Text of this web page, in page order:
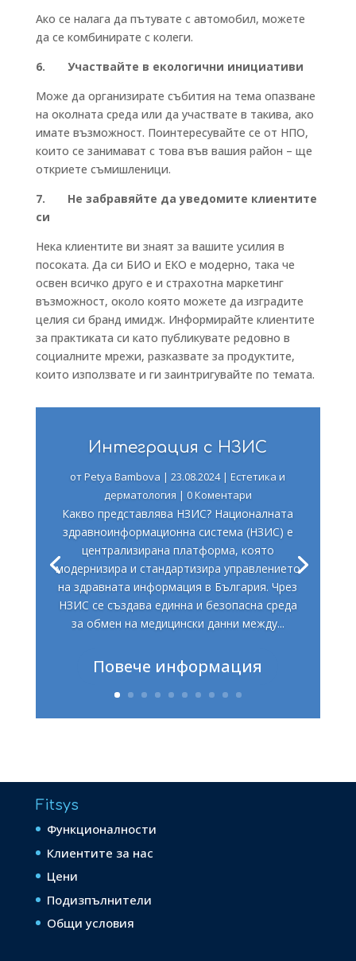
Ако се налага да пътувате с автомобил, можете
да се комбинирате с колеги.
6. Участвайте в екологични инициативи
Може да организирате събития на тема опазване
на околната среда или да участвате в такива, ако
имате възможност. Поинтересувайте се от НПО,
които се занимават с това във вашия район – ще
откриете съмишленици.
7. Не забравяйте да уведомите клиентите
си
Нека клиентите ви знаят за вашите усилия в
посоката. Да си БИО и ЕКО е модерно, така че
освен всичко друго е и страхотна маркетинг
възможност, около която можете да изградите
целия си бранд имидж. Информирайте клиентите
за практиката си като публикувате редовно в
социалните мрежи, разказвате за продуктите,
които използвате и ги заинтригувайте по темата.
Интеграция с НЗИС
отPetya Bambova |23.08.2024|Естетика и
дерматология | 0 Коментари
Какво представлява НЗИС? Националната
здравноинформационна система (НЗИС) е
централизирана платформа, която
модернизира и стандартизира управлението
на здравната информация в България. Чрез
НЗИС се създава единна и безопасна среда
за обмен на медицински данни между...
Повече информация
Fitsys
Функционалности
Клиентите за нас
Цени
Подизпълнители
Общи условия